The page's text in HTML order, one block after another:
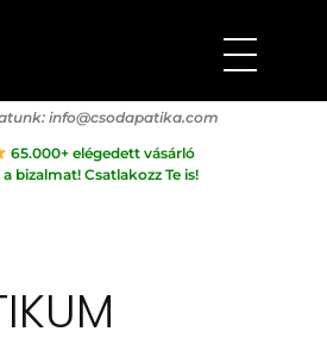
info@csodapatika.com
65.000+ elégedett vásárló
bizalmat! Csatlakozz Te is!